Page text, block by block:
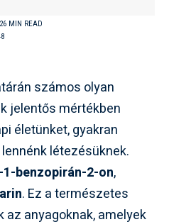
26 MIN READ
számos olyan
jelentős mértékben
életünket, gyakran
létezésüknek.
1-benzopirán-2-on,
. Ez a természetes
az anyagoknak, amelyek